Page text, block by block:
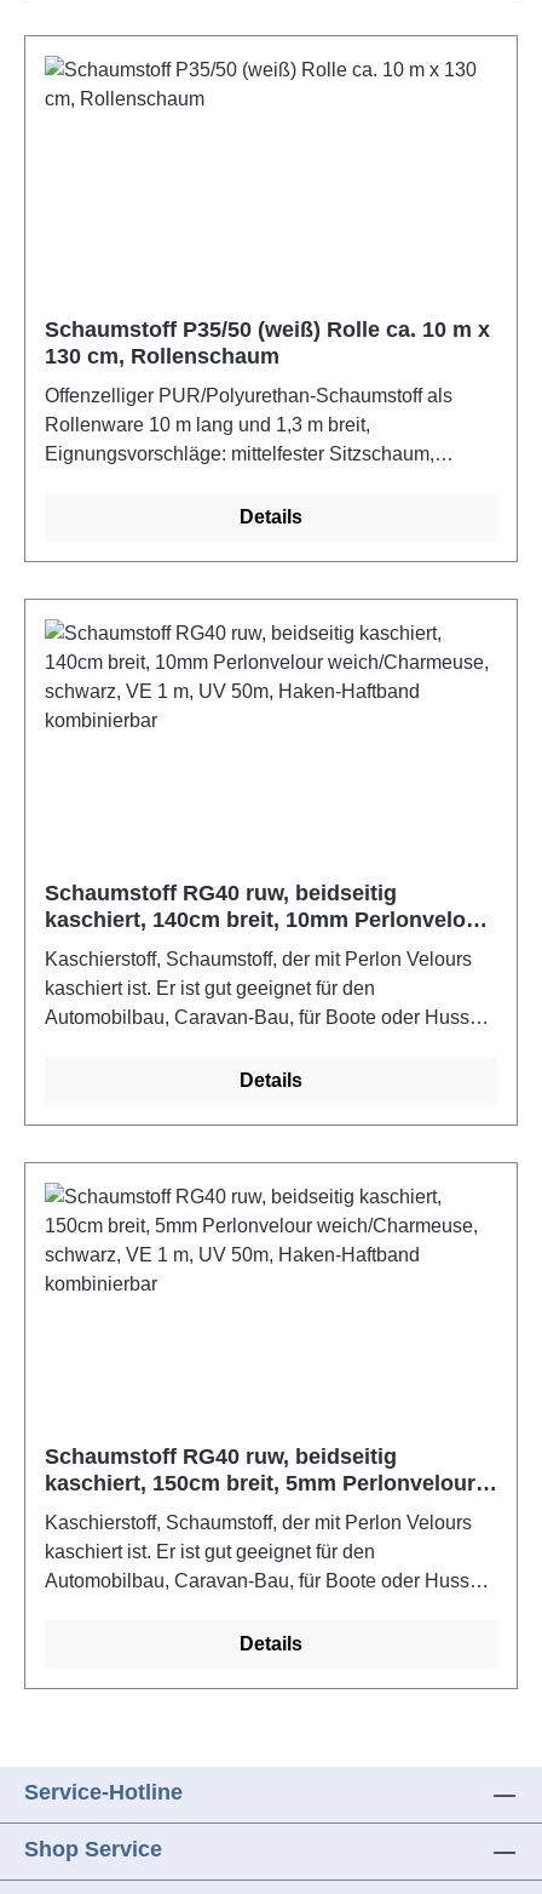
m x 150 cm x 3 mm
Schaumstoff P35/50 (weiß) Rolle ca. 10 m x
130 cm, Rollenschaum
Offenzelliger PUR/Polyurethan-Schaumstoff als
Rollenware 10 m lang und 1,3 m breit,
Eignungsvorschläge: mittelfester Sitzschaum,
Standard-Qualität: Komfort und Haltbarkeit begrenzt,
erfüllen Ökotex 100 und sind bis 60C
waschbar.Farbe: weißMaterial: PU-
SchaumstoffMaße: 10 m x 130 cm x 1 cm
Details
Schaumstoff RG40 ruw, beidseitig
kaschiert, 140cm breit, 10mm Perlonvelour
weich/Charmeuse, schwarz, VE 1 m, UV
50m, Haken-Haftband kombinierbar
Kaschierstoff, Schaumstoff, der mit Perlon Velours
kaschiert ist. Er ist gut geeignet für den
Automobilbau, Caravan-Bau, für Boote oder Hussen,
Haftband z.B. Kissen daran fest zu machen. Mit
30 m x 140 cm x 10 mm
Details
Schaumstoff RG40 ruw, beidseitig
kaschiert, 150cm breit, 5mm Perlonvelour
weich/Charmeuse, schwarz, VE 1 m, UV
50m, Haken-Haftband kombinierbar
Kaschierstoff, Schaumstoff, der mit Perlon Velours
kaschiert ist. Er ist gut geeignet für den
Automobilbau, Caravan-Bau, für Boote oder Hussen,
Haftband z.B. Kissen daran fest zu machen. Mit
Details
Service-Hotline
Shop Service